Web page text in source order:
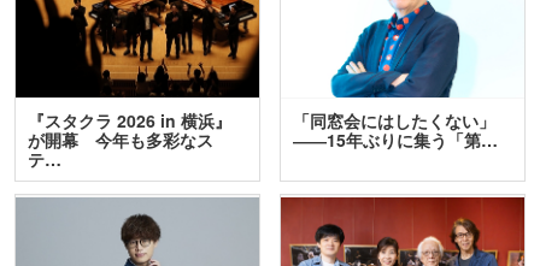
『スタクラ 2026 in 横浜』
が開幕 今年も多彩なス
テ…
「同窓会にはしたくない」
――15年ぶりに集う「第…